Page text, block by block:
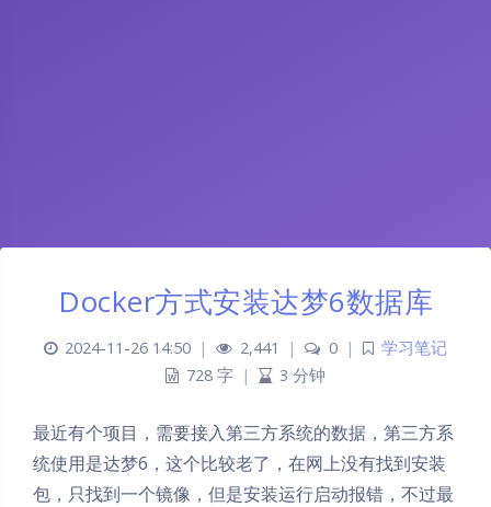
Docker方式安装达梦6数据库
2024-11-26 14:50 | 2,441 | 0 |
学习笔记
728 字 | 3 分钟
最近有个项目，需要接入第三方系统的数据，第三方系
统使用是达梦6，这个比较老了，在网上没有找到安装
包，只找到一个镜像，但是安装运行启动报错，不过最